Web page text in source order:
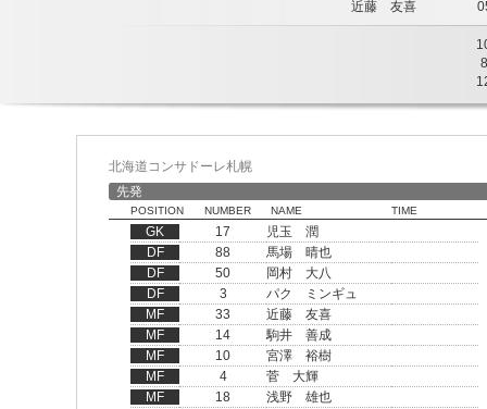
近藤 友喜
8
北海道コンサドーレ札幌
先発
POSITION NUMBER NAME TIME
GK 17
児玉 潤
DF
88
馬場 晴也
DF
50
岡村 大八
DF
3
パク ミンギュ
MF
33
近藤 友喜
MF
14
駒井 善成
MF
10
宮澤 裕樹
MF
4
菅 大輝
MF
18
浅野 雄也